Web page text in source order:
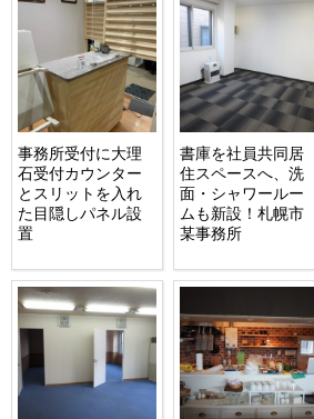
事務所受付に大理
石受付カウンター
とスリットを入れ
た目隠しパネル設
置
書庫を社員共同居
住スペースへ、洗
面・シャワールー
ムも新設！札幌市
某事務所